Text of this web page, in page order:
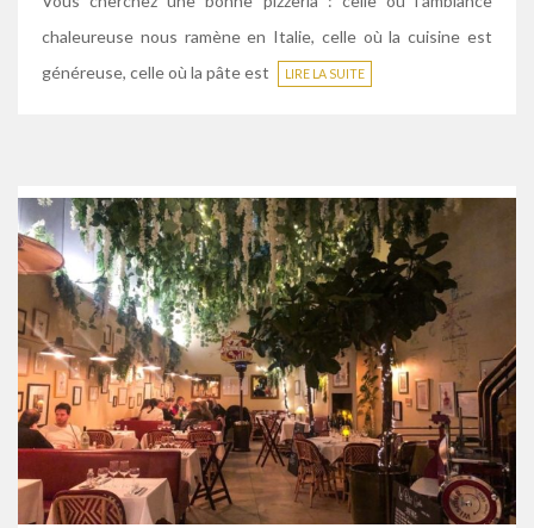
chaleureuse nous ramène en Italie, celle où la cuisine est
généreuse, celle où la pâte est
LIRE LA SUITE